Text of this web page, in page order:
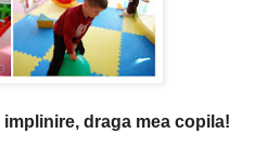
draga mea copila!